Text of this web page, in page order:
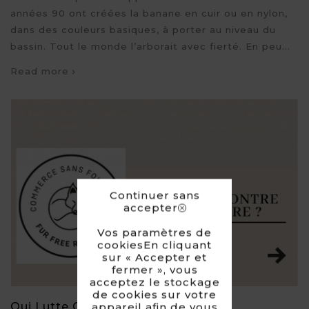
Continuer sans
accepter
Vos paramètres de
cookiesEn cliquant
sur « Accepter et
fermer », vous
acceptez le stockage
de cookies sur votre
années 90 ont créées la banane en cuir ou en nylon,
dans des couleurs basiques, à porter au niveau du
bassin. Tout le monde l’arborait avec fierté. En peu...
Read more